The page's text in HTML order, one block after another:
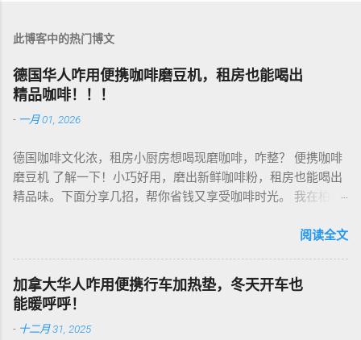
此博客中的热门博文
德国华人咋用便携咖啡磨豆机，租房也能喝出
精品咖啡！！！
- 一月 01, 2026
德国咖啡文化浓，租房小厨房想喝现磨咖啡，咋整？ 便携咖啡
磨豆机 了解一下！小巧好用，磨出新鲜咖啡粉，租房也能喝出
精品味。下面分享几招，帮你省钱又享受咖啡时光。 我在柏林
挑磨豆机看磨芯，陶瓷的耐用不发热，像Hario、Porlex这些牌
邻居可能嫌吵…… 磨豆有讲究。粗磨适合法压壶，细磨适合意式
咖啡机，App上查磨豆粗细对照表，新手不翻车。我每周磨一
次，存密封罐，早上冲杯咖啡，香到飞起！德国超市咖啡豆
贵，网购Amazon.de或本地咖啡店促销，10欧元买半磅好豆，
阅读全文
加拿大华人咋用便携行车加热垫，冬天开车也
能暖呼呼！
- 十二月 31, 2025